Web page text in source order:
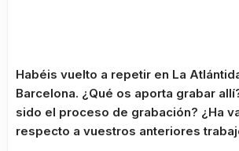
Habéis vuelto a repetir en La
Barcelona. ¿Qué os aporta grabar
sido el proceso de grabación? ¿Ha
respecto a vuestros anteriores